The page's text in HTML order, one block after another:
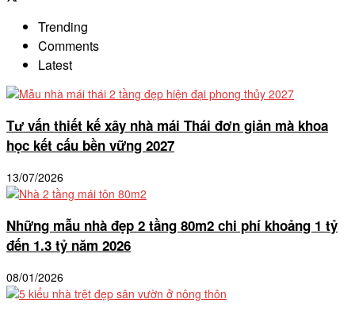
Trending
Comments
Latest
Tư vấn thiết kế xây nhà mái Thái đơn giản mà khoa
học kết cấu bền vững 2027
13/07/2026
Những mẫu nhà đẹp 2 tầng 80m2 chi phí khoảng 1 tỷ
đến 1.3 tỷ năm 2026
08/01/2026